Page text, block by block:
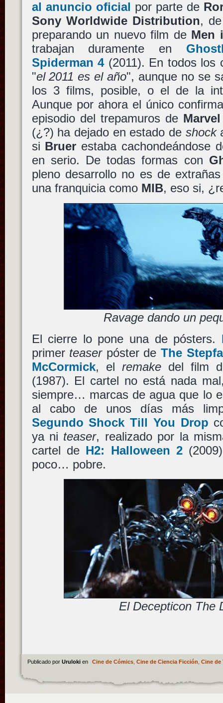
al anuncio oficial por parte de
Sony Worldwide Distribution,
preparando un nuevo film de Men
trabajan duramente en
Spiderman 4(2011). En todos los
"el 2011 es el año", aunque no se
los 3 films, posible, o el de la
Aunque por ahora el único
episodio del trepamuros de Marvel
(¿?) ha dejado en estado de shock
si Bruer estaba cachondeándose
en serio. De todas formas con
pleno desarrollo no es de
una franquicia como MIB, eso si,
Ravage dando un
El cierre lo pone una de pósters.
primer teaserpóster deThe
McCormick, el remakedel film
(1987). El cartel no está nada
siempre… marcas de agua que lo
al cabo de unos días más
Segundo Shock Till You Drop
ya ni teaser, realizado por la
cartel de H2: Halloween 2
poco… pobre.
El Decepticon The
Publicado por Uruloki en Cine de Cómics, Cine de Ciencia Ficción, Cine de